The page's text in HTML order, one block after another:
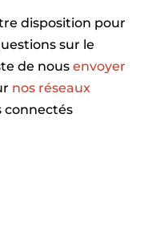
disposition pour
sur le
de nous envoyer
nos réseaux
connectés